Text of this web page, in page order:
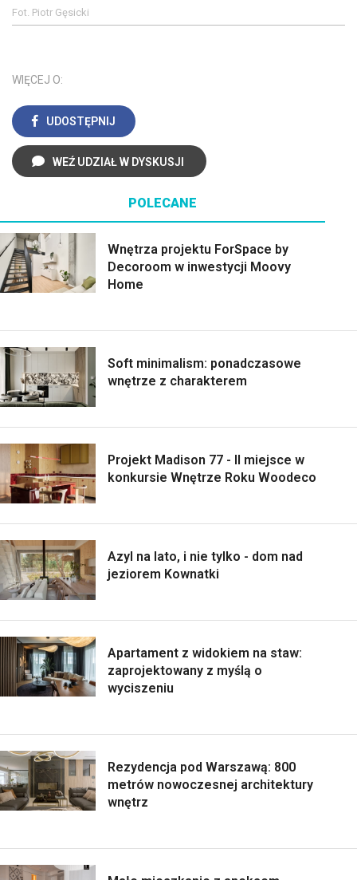
Fot. Piotr Gęsicki
WIĘCEJ O:
UDOSTĘPNIJ
WEŹ UDZIAŁ W DYSKUSJI
POLECANE
Wnętrza projektu ForSpace by
Decoroom w inwestycji Moovy
Home
Soft minimalism: ponadczasowe
wnętrze z charakterem
Projekt Madison 77 - II miejsce w
konkursie Wnętrze Roku Woodeco
Azyl na lato, i nie tylko - dom nad
jeziorem Kownatki
Apartament z widokiem na staw:
zaprojektowany z myślą o
wyciszeniu
Rezydencja pod Warszawą: 800
metrów nowoczesnej architektury
wnętrz